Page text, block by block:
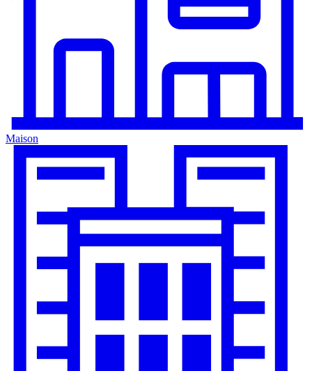
Maison